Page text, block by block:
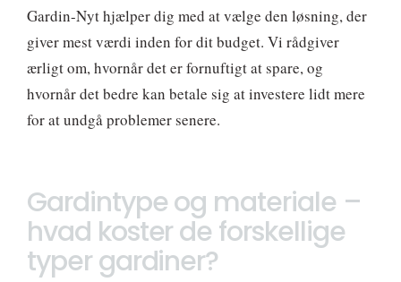
Gardin-Nyt hjælper dig med at vælge den løsning, der
giver mest værdi inden for dit budget. Vi rådgiver
ærligt om, hvornår det er fornuftigt at spare, og
hvornår det bedre kan betale sig at investere lidt mere
for at undgå problemer senere.
Gardintype og materiale –
hvad koster de forskellige
typer gardiner?